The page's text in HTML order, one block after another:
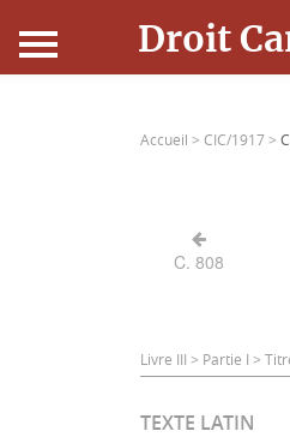
Droit
Connexion
Accueil > CIC/1917 >
C. 808
Livre III > Partie I >
TEXTE LATIN